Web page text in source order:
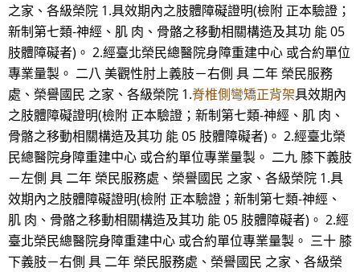
之家、各級榮院 1.具效期內之肢體障礙證明(檢附 正本驗證；
新制第七類-神經、肌 肉、骨骼之移動相關構造及其功 能 05
肢體障礙者)。 2.經臺北榮民總醫院身障重建中心 或合約單位
專業量製。 二八 美觀性肘上義肢－右側 具 二年 榮民服務
處、榮譽國民 之家、各級榮院 1.脊椎側彎矯正背架具效期內
之肢體障礙證明(檢附 正本驗證；新制第七類-神經、肌 肉、
骨骼之移動相關構造及其功 能 05 肢體障礙者)。 2.經臺北榮
民總醫院身障重建中心 或合約單位專業量製。 二九 膝下義肢
－左側 具 二年 榮民服務處、榮譽國民 之家、各級榮院 1.具
效期內之肢體障礙證明(檢附 正本驗證；新制第七類-神經、
肌 肉、骨骼之移動相關構造及其功 能 05 肢體障礙者)。 2.經
臺北榮民總醫院身障重建中心 或合約單位專業量製。 三十 膝
下義肢－右側 具 二年 榮民服務處、榮譽國民 之家、各級榮